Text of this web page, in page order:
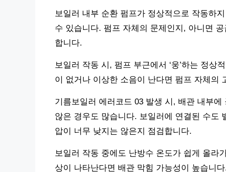
보일러 내부 순환 펌프가 정상적으로 작동하
수 있습니다. 펌프 자체의 문제인지, 아니면
합니다.
보일러 작동 시, 펌프 부근에서 ‘웅’하는 정
이 없거나 이상한 소음이 난다면 펌프 자체의
기름보일러 에러코드 03 발생 시, 배관 내부
않은 경우도 많습니다. 보일러에 연결된 수도
압이 너무 낮지는 않은지 점검합니다.
보일러 작동 중에도 난방수 온도가 쉽게 올라
상이 나타난다면 배관 막힘 가능성이 높습니